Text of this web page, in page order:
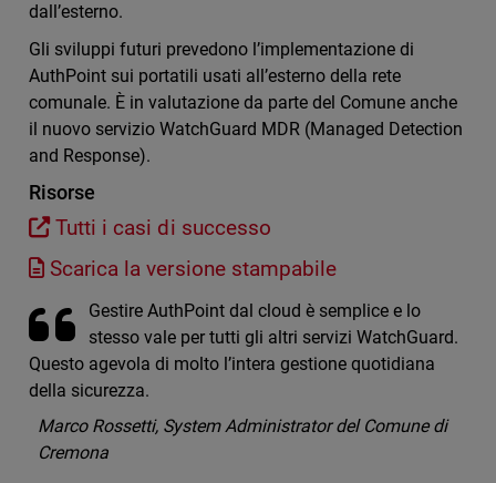
dall’esterno.
Gli sviluppi futuri prevedono l’implementazione di
AuthPoint sui portatili usati all’esterno della rete
comunale. È in valutazione da parte del Comune anche
il nuovo servizio WatchGuard MDR (Managed Detection
and Response).
Risorse
Tutti i casi di successo
Scarica la versione stampabile
Gestire AuthPoint dal cloud è semplice e lo
stesso vale per tutti gli altri servizi WatchGuard.
Questo agevola di molto l’intera gestione quotidiana
della sicurezza.
Marco Rossetti, System Administrator del Comune di
Cremona